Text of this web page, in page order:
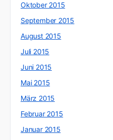
Oktober 2015
September 2015
August 2015
Juli 2015
Juni 2015
Mai 2015
März 2015
Februar 2015
Januar 2015